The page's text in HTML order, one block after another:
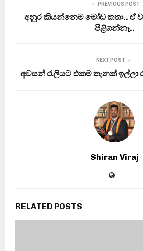
PREVIOUS POST
අනුර කියන්නෙම මෝඩ කතා.. ඒ
පිළිගන්නෑ..
NEXT POST
අවසන් රැලියට එකම තැනක්
Shiran Viraj
RELATED POSTS